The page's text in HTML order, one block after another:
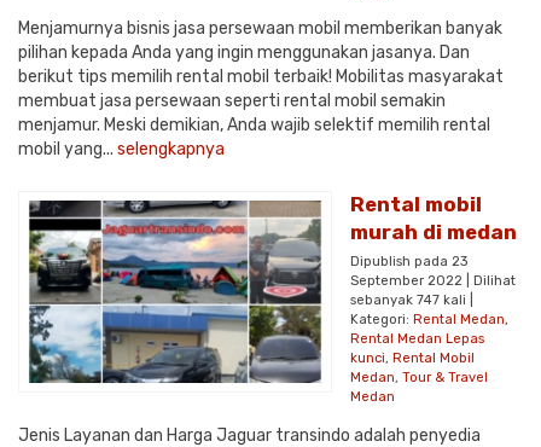
Menjamurnya bisnis jasa persewaan mobil memberikan banyak
pilihan kepada Anda yang ingin menggunakan jasanya. Dan
berikut tips memilih rental mobil terbaik! Mobilitas masyarakat
membuat jasa persewaan seperti rental mobil semakin
menjamur. Meski demikian, Anda wajib selektif memilih rental
mobil yang... selengkapnya
Rental mobil
murah di medan
Dipublish pada 23
September 2022 | Dilihat
sebanyak 747 kali |
Kategori: Rental Medan,
Rental Medan Lepas
kunci, Rental Mobil
Medan, Tour & Travel
Medan
Jenis Layanan dan Harga Jaguar transindo adalah penyedia